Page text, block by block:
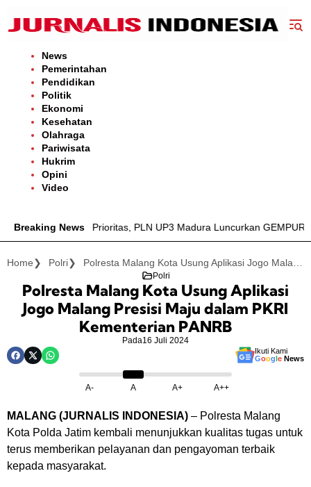
konten
News
Pemerintahan
Pendidikan
Politik
Ekonomi
Kesehatan
Olahraga
Pariwisata
Hukrim
Opini
Video
Breaking News
Jadi Prioritas, PLN UP3 Madura Luncurkan GEMPUR
Home Polri
Polri
Polresta Malang Kota Usung Aplikasi
Jogo Malang Presisi Maju dalam PKRI
Kementerian PANRB
Pada16 Juli 2024
Ikuti Kami
Google News
A- A A+ A++
MALANG (JURNALIS INDONESIA) – Polresta Malang
Kota Polda Jatim kembali menunjukkan kualitas tugas untuk
terus memberikan pelayanan dan pengayoman terbaik
kepada masyarakat.